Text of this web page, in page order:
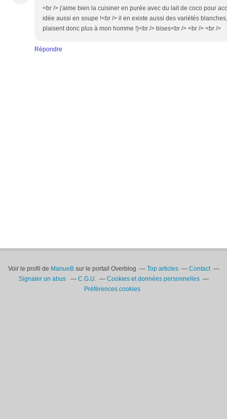
<br /> j'aime bien la cuisiner en purée avec du lait de coco pour
idée aussi en soupe !<br /> il en existe aussi des variétés
plaisent donc plus à mon homme !)<br /> bises<br /> <br /> <br />
Répondre
Voir le profil de ManueBsur le portail Overblog Top articles
Contact
Signaler un abus
C.G.U.
Cookies et données personnelles
Préférences cookies